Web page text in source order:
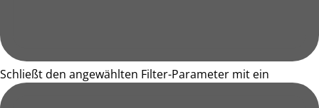
Schließt den angewählten Filter-Parameter mit ein